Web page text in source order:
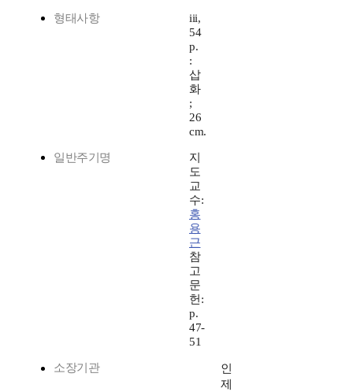
형태사항
iii,
54
p.
:
삽
화
;
26
cm.
일반주기명
지
도
교
수:
홍
용
근
참
고
문
헌:
p.
47-
51
소장기관
인
제